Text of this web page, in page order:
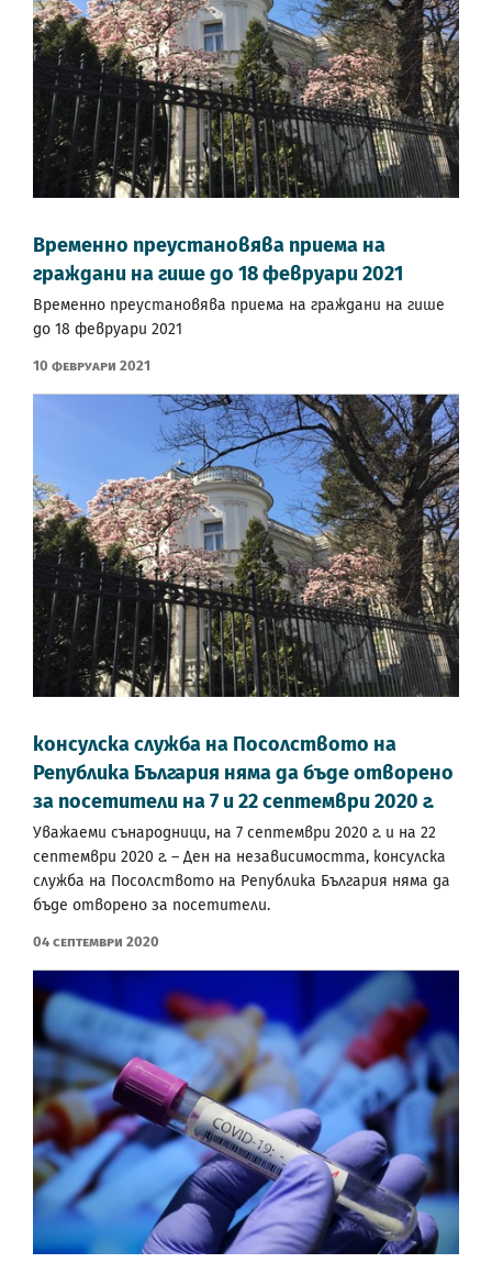
Временно преустановява приема на
граждани на гише до 18 февруари 2021
Временно преустановява приема на граждани на гише
до 18 февруари 2021
10 Февруари 2021
консулска служба на Посолството на
Република България няма да бъде отворено
за посетители на 7 и 22 септември 2020 г.
Уважаеми сънародници, на 7 септември 2020 г. и на 22
септември 2020 г. – Ден на независимостта, консулска
служба на Посолството на Република България няма да
бъде отворено за посетители.
04 Септември 2020